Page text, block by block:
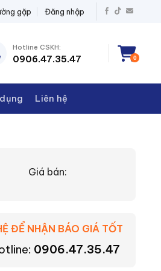
gặp Đăng nhập
Hotline CSKH:
0906.47.35.47 0
Liên hệ
Giá bán:
ĐỂ NHẬN BÁO GIÁ TỐT
0906.47.35.47